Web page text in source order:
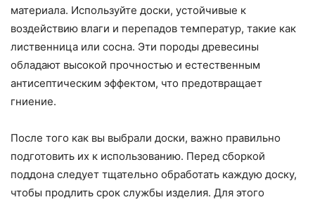
материала. Используйте доски, устойчивые к
воздействию влаги и перепадов температур, такие как
лиственница или сосна. Эти породы древесины
обладают высокой прочностью и естественным
антисептическим эффектом, что предотвращает
гниение.
После того как вы выбрали доски, важно правильно
подготовить их к использованию. Перед сборкой
поддона следует тщательно обработать каждую доску,
чтобы продлить срок службы изделия. Для этого